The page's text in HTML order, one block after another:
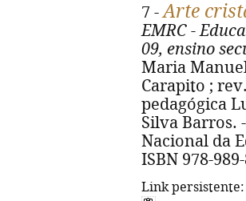
7 -Arte
EMRC -
09, ensino
Maria
Carapito ;
pedagógica
Silva Barros.
Nacional da
ISBN 978-
Link